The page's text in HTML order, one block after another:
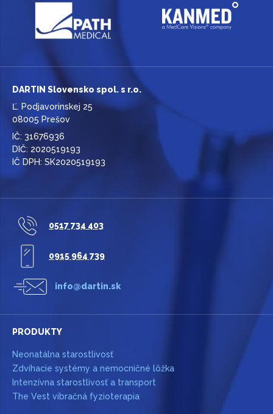
DARTIN Slovensko spol. s r.o.
Ľ. Podjavorinskej 25
08005 Prešov
IČ: 31676936
DIČ: 2020519193
IČ DPH: SK2020519193
0517 734 403
0915 964 739
info@dartin.sk
PRODUKTY
Neonatálna starostlivosť
Zdvíhacie systémy a nemocničné lôžka
Intenzívna starostlivosť a transport
The Vest vibračná fyzioterapia